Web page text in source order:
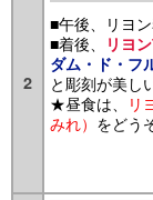
2
■午後、リヨン
■着後、
リヨ
ダム・ド・フ
と彫刻が美し
★昼食は、
リ
みれ） をどう